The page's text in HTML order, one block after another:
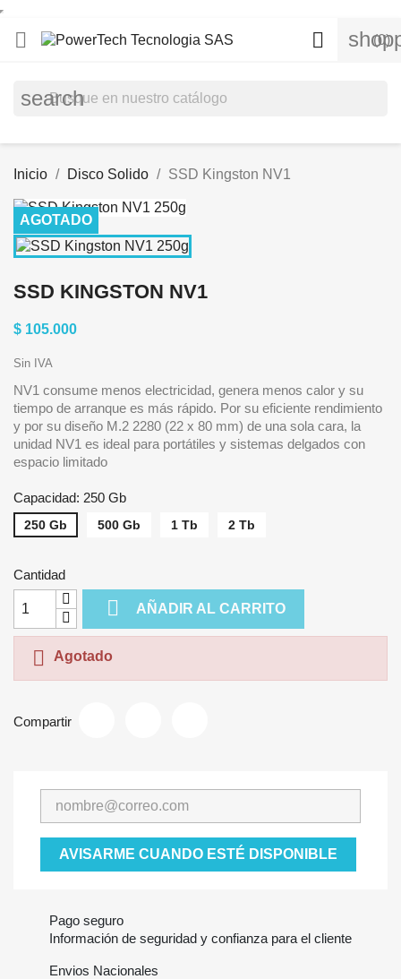
 (0)

search
Inicio Disco Solido SSD Kingston NV1
AGOTADO
SSD KINGSTON NV1
$ 105.000
Sin IVA
NV1 consume menos electricidad, genera menos calor y su
tiempo de arranque es más rápido. Por su eficiente rendimiento
y por su diseño M.2 2280 (22 x 80 mm) de una sola cara, la
unidad NV1 es ideal para portátiles y sistemas delgados con
espacio limitado
Capacidad: 250 Gb
250 Gb 500 Gb 1 Tb 2 Tb
Cantidad
 AÑADIR AL CARRITO
 Agotado
Compartir
AVISARME CUANDO ESTÉ DISPONIBLE
Pago seguro
Información de seguridad y confianza para el cliente
Envios Nacionales